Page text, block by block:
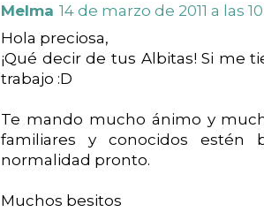
Melma 14 de marzo de 2011 a las
Hola preciosa,
¡Qué decir de tus Albitas! Si me
trabajo :D
Te mando mucho ánimo y
familiares y conocidos
normalidad pronto.
Muchos besitos